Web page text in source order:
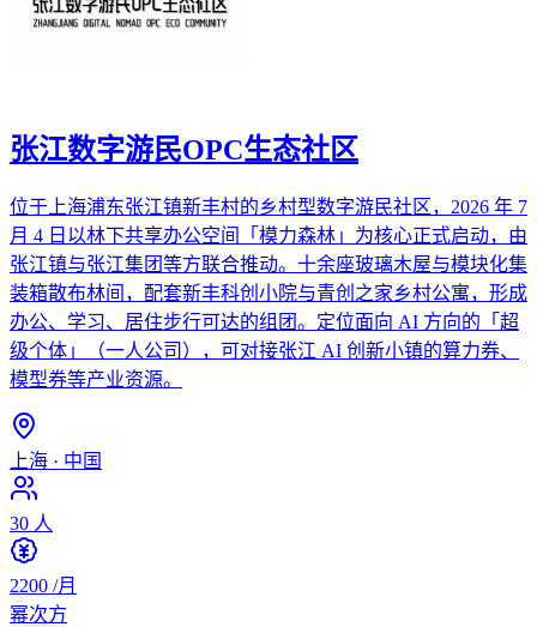
张江数字游民OPC生态社区
位于上海浦东张江镇新丰村的乡村型数字游民社区，2026 年 7
月 4 日以林下共享办公空间「模力森林」为核心正式启动，由
张江镇与张江集团等方联合推动。十余座玻璃木屋与模块化集
装箱散布林间，配套新丰科创小院与青创之家乡村公寓，形成
办公、学习、居住步行可达的组团。定位面向 AI 方向的「超
级个体」（一人公司），可对接张江 AI 创新小镇的算力券、
模型券等产业资源。
上海 · 中国
30 人
2200 /月
幂次方